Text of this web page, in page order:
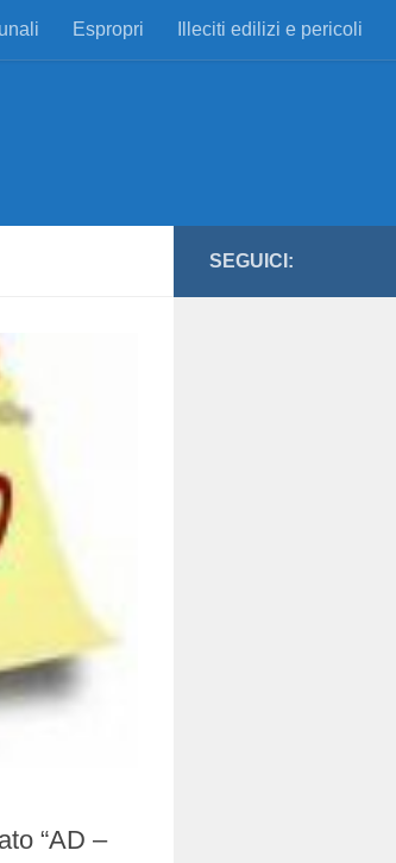
Espropri Illeciti edilizi e pericoli
“AD –
SEGUICI: